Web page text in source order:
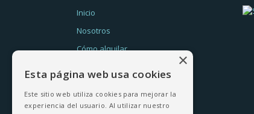
Inicio
Nosotros
Cómo alquilar
Contacto
Esta página web usa cookies
Este sitio web utiliza cookies para mejorar la
experiencia del usuario. Al utilizar nuestro
×